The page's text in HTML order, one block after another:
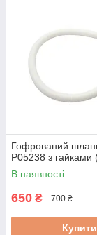
Гофрований
P05238 з
В наявності
650 ₴ 700 ₴
Купити